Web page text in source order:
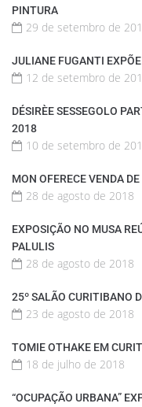
PINTURA
29 de setembro de
JULIANE FUGANTI
12 de setembro de
DÉSIRÈE SESSEGOLO
2018
10 de setembro de
MON OFERECE VENDA
28 de agosto de 2018
EXPOSIÇÃO NO MUSA
PALULIS
28 de agosto de 2018
25º SALÃO CURITIBANO
23 de agosto de 2018
TOMIE OTHAKE EM
18 de julho de 2018
“OCUPAÇÃO URBANA”